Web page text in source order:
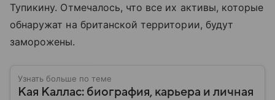
Тупикину. Отмечалось, что все их активы, которые
обнаружат на британской территории, будут
заморожены.
Узнать больше по теме
Кая Каллас: биография, карьера и личная